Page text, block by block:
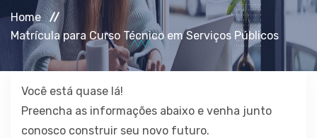
SEG. TRABALHO
TRANS. IMOBILIÁRIAS(TTI)
ATENDIMENTO
Home
Matrícula para Curso Técnico em Serviços Públicos
Você está quase lá!
Preencha as informações abaixo e venha junto
conosco construir seu novo futuro.